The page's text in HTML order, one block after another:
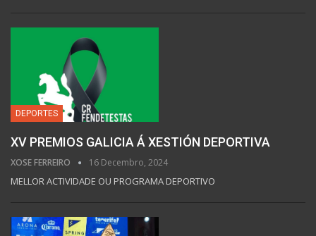
DEPORTES
XV PREMIOS GALICIA Á XESTIÓN DEPORTIVA
XOSE FERREIRO 16 Decembro, 2024
MELLOR ACTIVIDADE OU PROGRAMA DEPORTIVO